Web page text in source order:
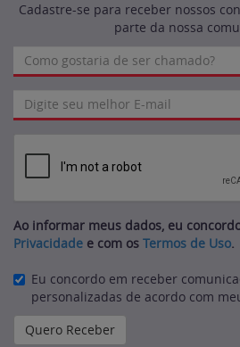
Cadastre-se para receber nossos
parte da nossa
Ao informar meus dados, eu
Privacidade e com os Termos de Uso.
Eu concordo em receber
personalizadas de acordo com